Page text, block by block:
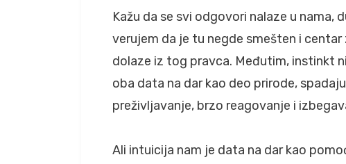
Kažu da se svi odgovori nalaze u nama,
verujem da je tu negde smešten i
dolaze iz tog pravca. Međutim, instinkt
oba data na dar kao deo prirode,
preživljavanje, brzo reagovanje i
Ali intuicija nam je data na dar kao